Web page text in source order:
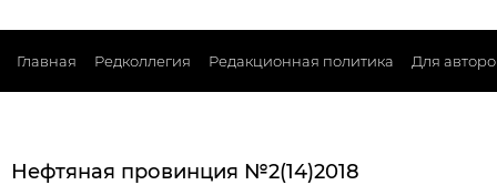
Главная Редколлегия Редакционная политика Для
Нефтяная провинция №2(14)2018